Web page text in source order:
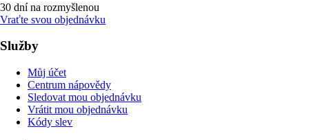
30 dní na rozmyšlenou
Vraťte svou objednávku
Služby
Můj účet
Centrum nápovědy
Sledovat mou objednávku
Vrátit mou objednávku
Kódy slev